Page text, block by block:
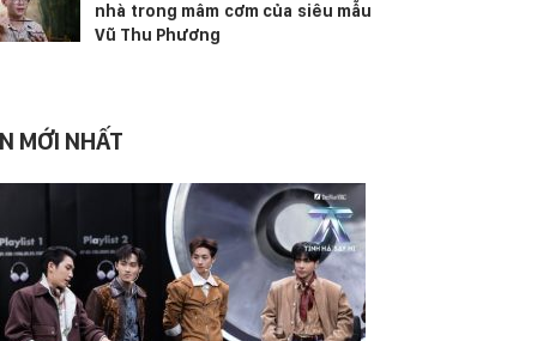
nhà trong mâm cơm của siêu mẫu
Vũ Thu Phương
MỚI NHẤT